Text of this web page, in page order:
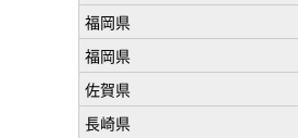
福岡県
福岡県
佐賀県
長崎県